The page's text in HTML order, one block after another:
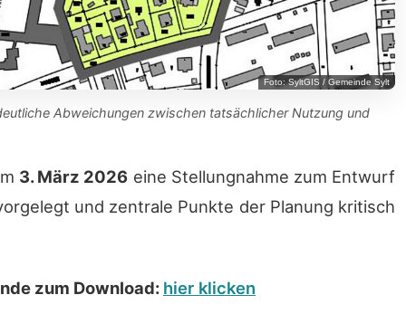
Foto: SyltGIS / Gemeinde Sylt
Abweichungen zwischen tatsächlicher Nutzung und
3. März 2026 eine Stellungnahme zum Entwurf
und zentrale Punkte der Planung kritisch
zum Download: hier klicken